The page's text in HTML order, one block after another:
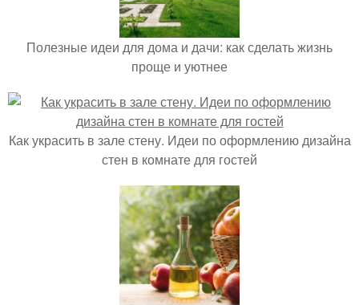
Полезные идеи для дома и дачи: как сделать жизнь
проще и уютнее
Как украсить в зале стену. Идеи по оформлению дизайна
стен в комнате для гостей